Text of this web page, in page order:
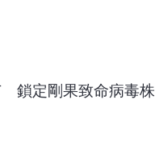
鎖定剛果致命病毒株